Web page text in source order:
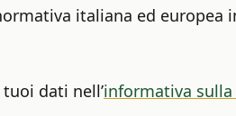
italiana ed europea
dati nell’informativa sulla